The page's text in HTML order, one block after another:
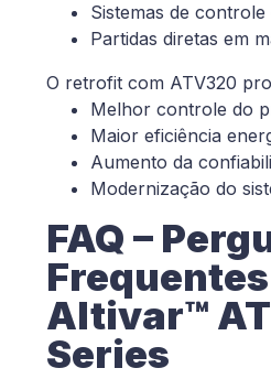
Sistemas de
Partidas diretas em
O retrofit com ATV320
Melhor controle do
Maior eficiência
Aumento da
Modernização do
FAQ –
Altivar™
Series